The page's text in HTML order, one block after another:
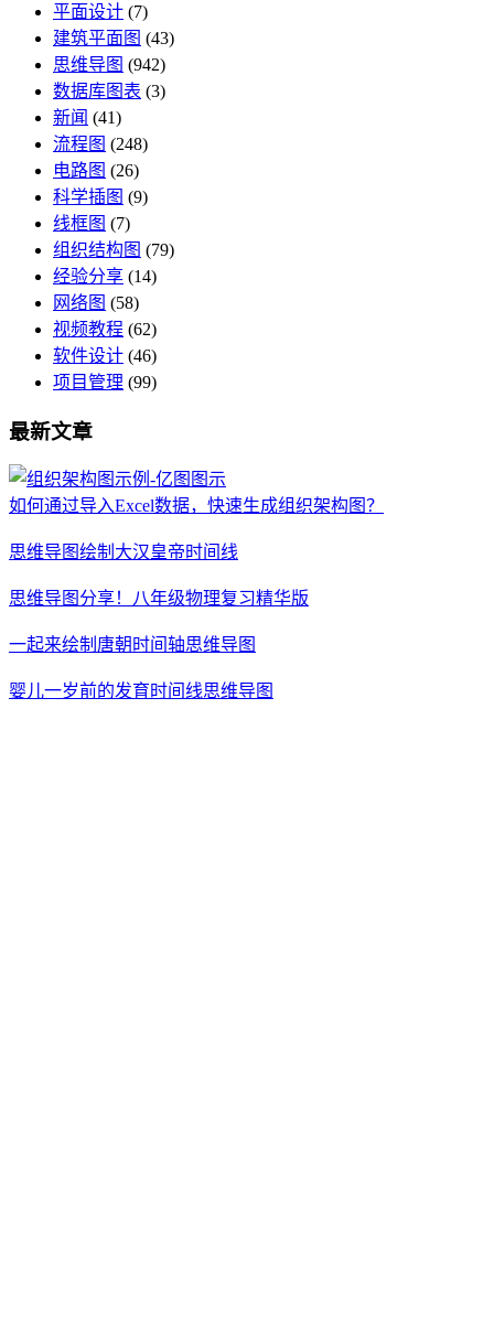
平面设计 (7)
建筑平面图 (43)
思维导图 (942)
数据库图表 (3)
新闻 (41)
流程图 (248)
电路图 (26)
科学插图 (9)
线框图 (7)
组织结构图 (79)
经验分享 (14)
网络图 (58)
视频教程 (62)
软件设计 (46)
项目管理 (99)
最新文章
如何通过导入Excel数据，快速生成组织架构图？
思维导图绘制大汉皇帝时间线
思维导图分享！八年级物理复习精华版
一起来绘制唐朝时间轴思维导图
婴儿一岁前的发育时间线思维导图